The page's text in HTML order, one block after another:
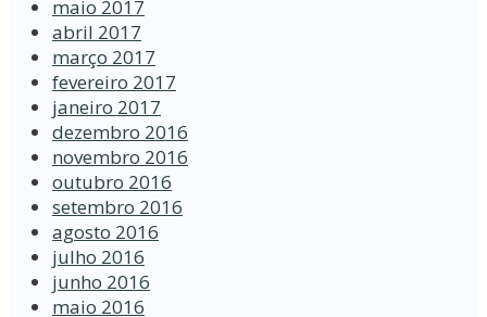
maio 2017
abril 2017
março 2017
fevereiro 2017
janeiro 2017
dezembro 2016
novembro 2016
outubro 2016
setembro 2016
agosto 2016
julho 2016
junho 2016
maio 2016